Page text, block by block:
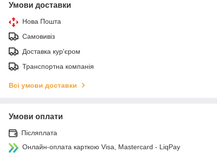
Умови доставки
Нова Пошта
Самовивіз
Доставка кур'єром
Транспортна компанія
Всі умови доставки
Умови оплати
Післяплата
Онлайн-оплата карткою Visa, Mastercard - LiqPay